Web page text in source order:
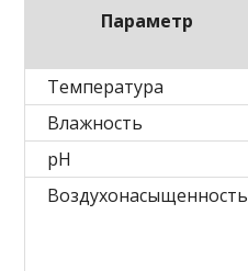
Параметр
Температура
Влажность
pH
Воздухонасыщенность